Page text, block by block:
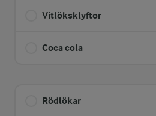
Vitlöksklyftor
Coca cola
Rödlökar